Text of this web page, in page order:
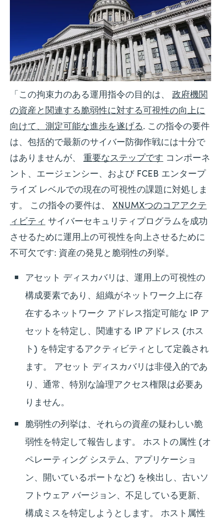
「この拘束力のある運用指令の目的は、 政府機関
の資産と関連する脆弱性に対する可視性の向上に
向けて、測定可能な進歩を遂げる. この指令の要件
は、包括的で最新のサイバー防御作戦には十分で
はありませんが、 重要なステップです コンポーネ
ント、エージェンシー、および FCEB エンタープ
ライズ レベルでの現在の可視性の課題に対処しま
す。 この指令の要件は、 XNUMXつのコアアクテ
ィビティ サイバーセキュリティプログラムを成功
させるために運用上の可視性を向上させるために
不可欠です: 資産の発見と脆弱性の列挙。
アセット ディスカバリは、運用上の可視性の
構成要素であり、組織がネットワーク上に存
在するネットワーク アドレス指定可能な IP ア
セットを特定し、関連する IP アドレス (ホス
ト) を特定するアクティビティとして定義され
ます。 アセット ディスカバリは非侵入的であ
り、通常、特別な論理アクセス権限は必要あ
りません。
脆弱性の列挙は、それらの資産の疑わしい脆
弱性を特定して報告します。 ホストの属性 (オ
ペレーティング システム、アプリケーショ
ン、開いているポートなど) を検出し、古いソ
フトウェア バージョン、不足している更新、
構成ミスを特定しようとします。 ホスト属性